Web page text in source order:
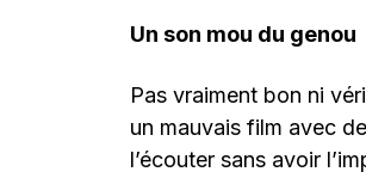
Un son mou du genou
Pas vraiment bon ni
un mauvais film avec
l’écouter sans avoir